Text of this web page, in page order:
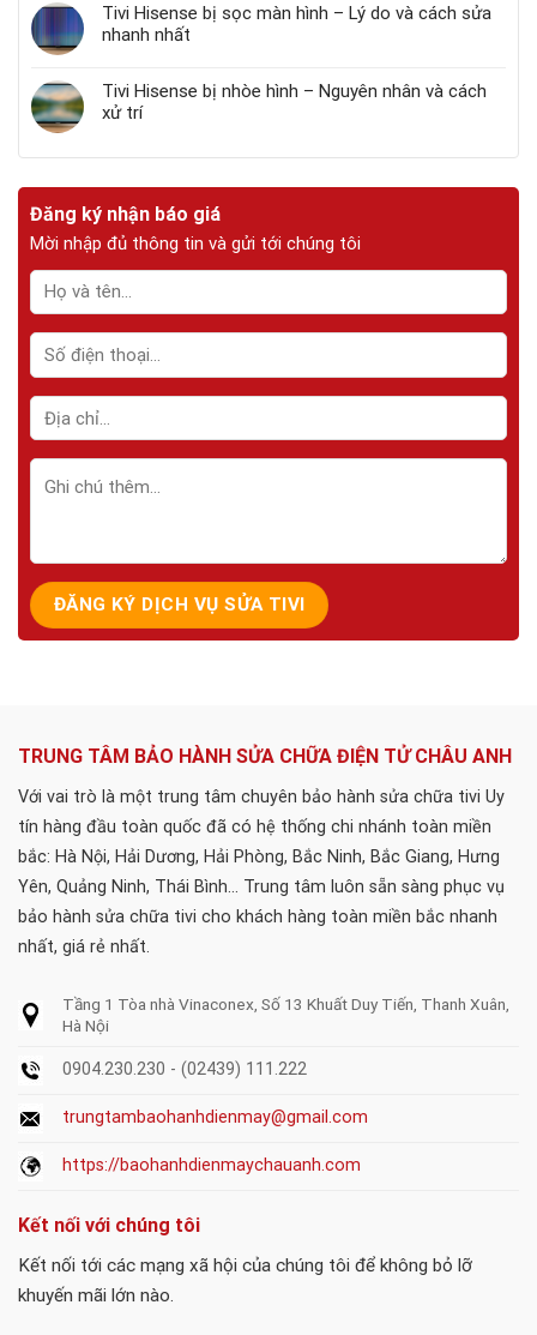
Tivi Hisense bị sọc màn hình – Lý do và cách sửa
nhanh nhất
Tivi Hisense bị nhòe hình – Nguyên nhân và cách
xử trí
Đăng ký nhận báo giá
Mời nhập đủ thông tin và gửi tới chúng tôi
TRUNG TÂM BẢO HÀNH SỬA CHỮA ĐIỆN TỬ CHÂU ANH
Với vai trò là một trung tâm chuyên bảo hành sửa chữa tivi Uy
tín hàng đầu toàn quốc đã có hệ thống chi nhánh toàn miền
bắc: Hà Nội, Hải Dương, Hải Phòng, Bắc Ninh, Bắc Giang, Hưng
Yên, Quảng Ninh, Thái Bình... Trung tâm luôn sẵn sàng phục vụ
bảo hành sửa chữa tivi cho khách hàng toàn miền bắc nhanh
nhất, giá rẻ nhất.
Tầng 1 Tòa nhà Vinaconex, Số 13 Khuất Duy Tiến, Thanh Xuân,
Hà Nội
0904.230.230 - (02439) 111.222
trungtambaohanhdienmay@gmail.com
https://baohanhdienmaychauanh.com
Kết nối với chúng tôi
Kết nối tới các mạng xã hội của chúng tôi để không bỏ lỡ
khuyến mãi lớn nào.